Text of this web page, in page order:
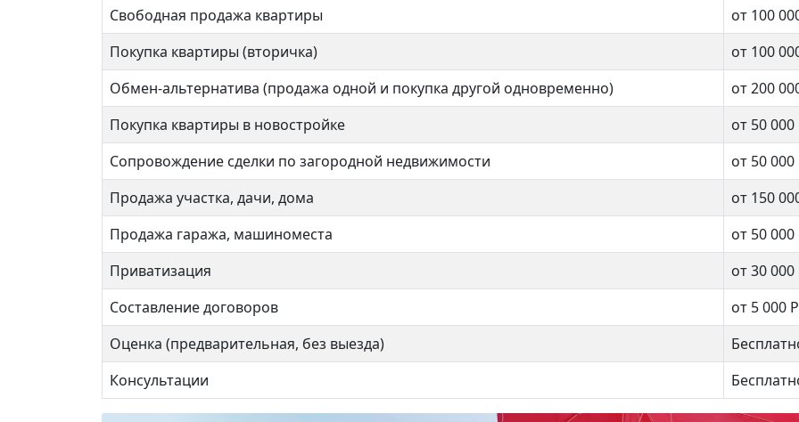
Свободная продажа квартиры
от 100
Покупка квартиры (вторичка)
от 100
Обмен-альтернатива (продажа одной и покупка другой одновременно)
от 200
Покупка квартиры в новостройке
от 50 000
Сопровождение сделки по загородной недвижимости
от 50 000
Продажа участка, дачи, дома
от 150
Продажа гаража, машиноместа
от 50 000
Приватизация
от 30 000
Составление договоров
от 5 000 Р
Оценка (предварительная, без выезда)
Консультации
Люберцы, Гагарина 24к2
6 700 000 ₽
39 кв.м.
Котельники